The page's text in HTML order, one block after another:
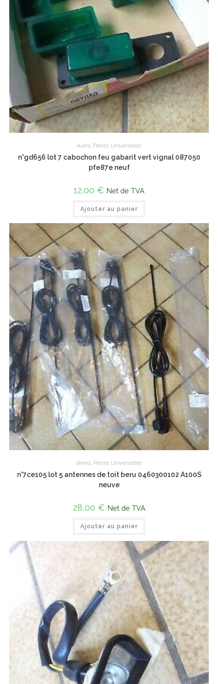
Autre, Pièces Universelles
n°gd656 lot 7 cabochon feu gabarit vert vignal 087050
pfe87e neuf
12,00 € Net de TVA
Ajouter au panier
divers, Pièces Universelles
n°7ce105 lot 5 antennes de toit beru 0460300102 A100S
neuve
28,00 € Net de TVA
Ajouter au panier